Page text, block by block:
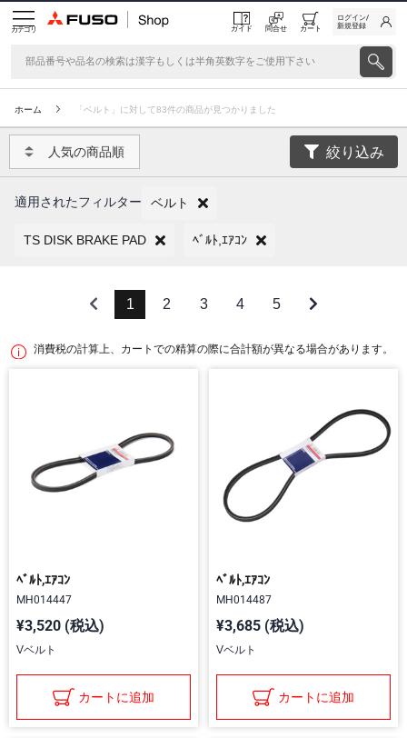
カテゴリ ガイド 問合せ カート
ログイン/
新規登録
ホーム 「ベルト」に対して83件の商品が見つかりました
人気の商品順 絞り込み
適用されたフィルター ベルト
TS DISK BRAKE PAD ﾍﾞﾙﾄ,ｴｱｺﾝ
1 2 3 4 5
消費税の計算上、カートでの精算の際に合計額が異なる場合があります。
ﾍﾞﾙﾄ,ｴｱｺﾝ
MH014447
¥3,520 (税込)
Vベルト
カートに追加
ﾍﾞﾙﾄ,ｴｱｺﾝ
MH014487
¥3,685 (税込)
Vベルト
カートに追加